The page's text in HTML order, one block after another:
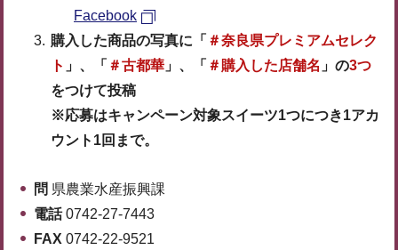
Facebook
購入した商品の写真に「 ＃奈良県プレミアムセレク
ト 」、「 ＃古都華 」、「 ＃購入した店舗名 」の3つ
をつけて投稿
※応募はキャンペーン対象スイーツ1つにつき1アカ
ウント1回まで。
問 県農業水産振興課
電話0742-27-7443
FAX 0742-22-9521